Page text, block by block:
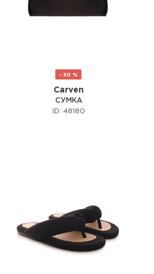
- 30 %
Carven
СУМКА
ID: 48180